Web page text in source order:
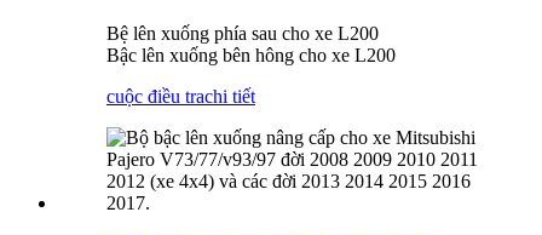
Bệ lên xuống phía sau cho xe L200
Bậc lên xuống bên hông cho xe L200
cuộc điều trachi tiết